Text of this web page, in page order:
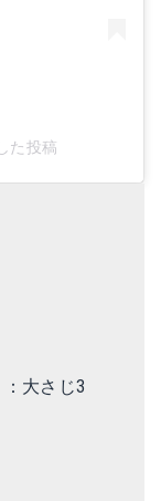
た投稿
大さじ3